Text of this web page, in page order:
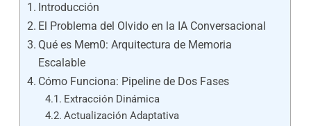
Introducción
El Problema del Olvido en la IA Conversacional
Qué es Mem0: Arquitectura de Memoria
Escalable
Cómo Funciona: Pipeline de Dos Fases
Extracción Dinámica
Actualización Adaptativa